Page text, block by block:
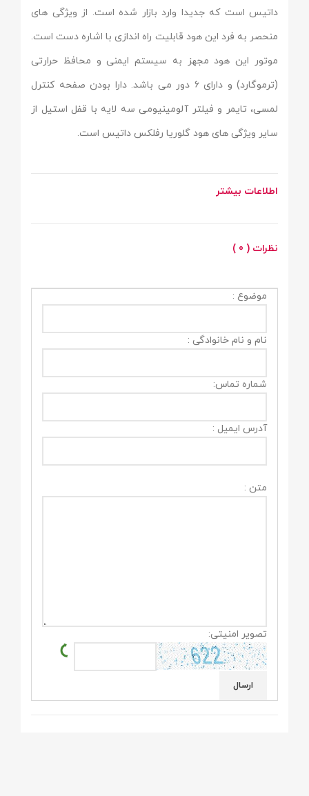
داتیس است که جدیدا وارد بازار شده است. از ویژگی های
منحصر به فرد این هود قابلیت راه اندازی با اشاره دست است.
موتور این هود مجهز به سیستم ایمنی و محافظ حرارتی
(ترموگارد) و دارای ۶ دور می باشد. دارا بودن صفحه کنترل
لمسی، تایمر و فیلتر آلومینیومی سه لایه با قفل استیل از
سایر ویژگی های هود گلوریا رفلکس داتیس است.
اطلاعات بیشتر
نظرات ( 0 )
موضوع :
نام و نام خانوادگی :
شماره تماس:
آدرس ایمیل :
متن :
تصویر امنیتی: